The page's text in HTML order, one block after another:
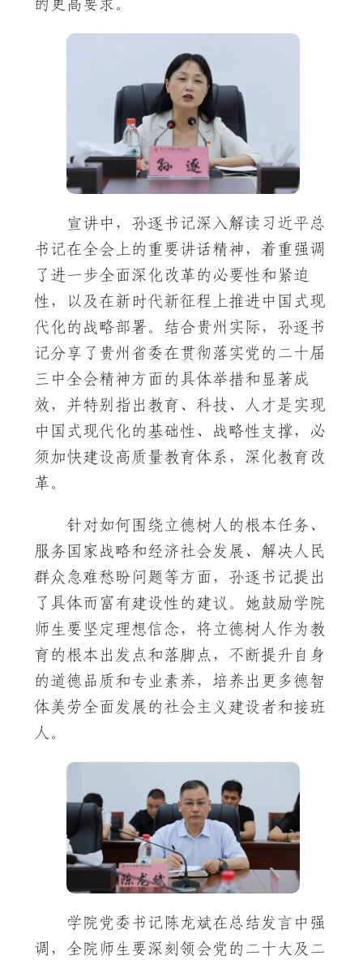
的更高要求。
宣讲中，孙逐书记深入解读习近平总
书记在全会上的重要讲话精神，着重强调
了进一步全面深化改革的必要性和紧迫
性，以及在新时代新征程上推进中国式现
代化的战略部署。结合贵州实际，孙逐书
记分享了贵州省委在贯彻落实党的二十届
三中全会精神方面的具体举措和显著成
效，并特别指出教育、科技、人才是实现
中国式现代化的基础性、战略性支撑，必
须加快建设高质量教育体系，深化教育改
革。
针对如何围绕立德树人的根本任务、
服务国家战略和经济社会发展、解决人民
群众急难愁盼问题等方面，孙逐书记提出
了具体而富有建设性的建议。她鼓励学院
师生要坚定理想信念，将立德树人作为教
育的根本出发点和落脚点，不断提升自身
的道德品质和专业素养，培养出更多德智
体美劳全面发展的社会主义建设者和接班
人。
学院党委书记陈龙斌在总结发言中强
调，全院师生要深刻领会党的二十大及二